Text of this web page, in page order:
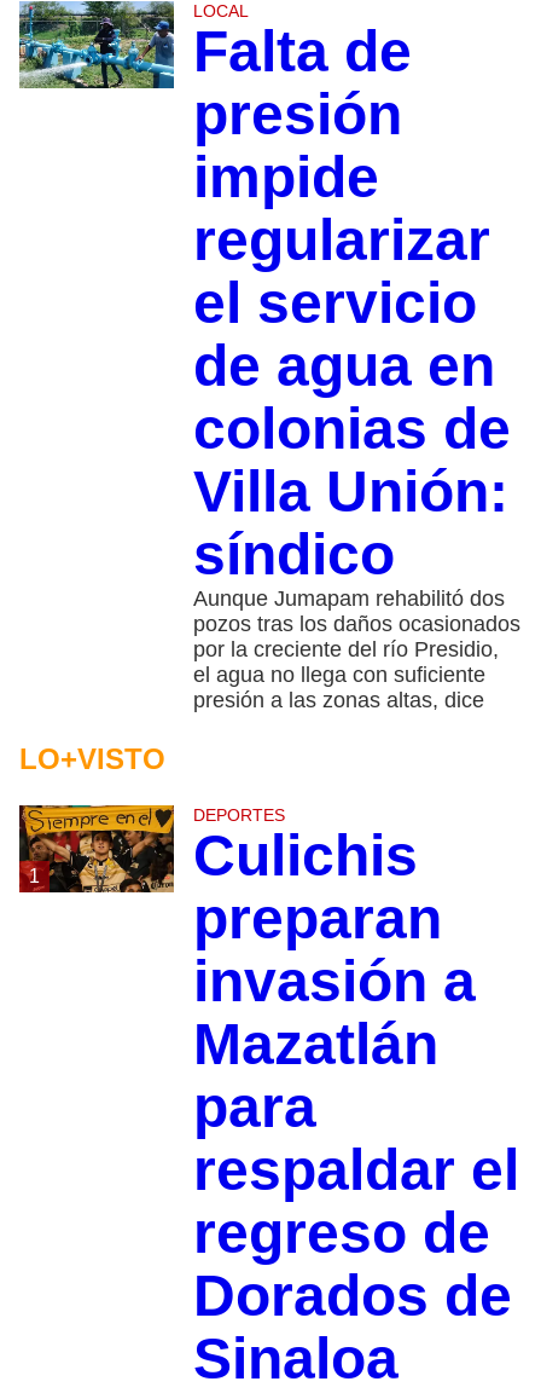
LOCAL
Falta de
presión
impide
regularizar
el servicio
de agua en
colonias de
Villa Unión:
síndico
Aunque Jumapam rehabilitó dos
pozos tras los daños ocasionados
por la creciente del río Presidio,
el agua no llega con suficiente
presión a las zonas altas, dice
LO+VISTO
1
DEPORTES
Culichis
preparan
invasión a
Mazatlán
para
respaldar el
regreso de
Dorados de
Sinaloa